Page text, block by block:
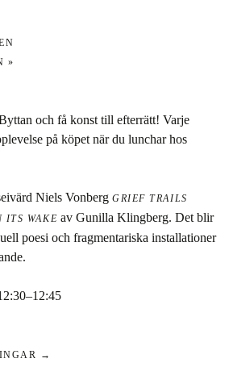
»
och få konst till efterrätt! Varje
på köpet när du lunchar hos
Niels Vonberg GRIEF TRAILS
ITS WAKE av Gunilla Klingberg. Det blir
poesi och fragmentariska installationer
→